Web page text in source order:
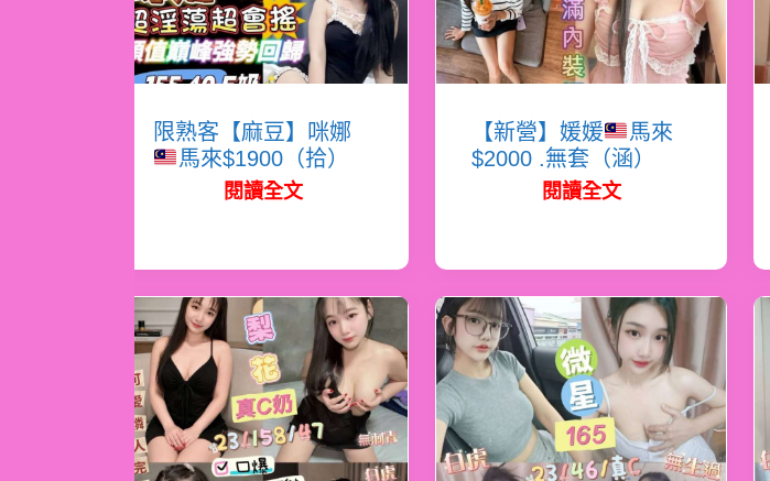
限熟客【麻豆】咪娜
馬來$1900（拾）
閱讀全文
【新營】媛媛
馬來
$2000 .無套（涵）
閱讀全文